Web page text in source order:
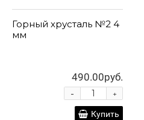
Горный хрусталь №2 4
мм
490.00руб.
+
-
Купить